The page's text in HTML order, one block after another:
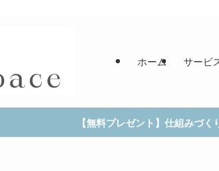
ホーム サービ
【無料プレゼント】仕組みづ